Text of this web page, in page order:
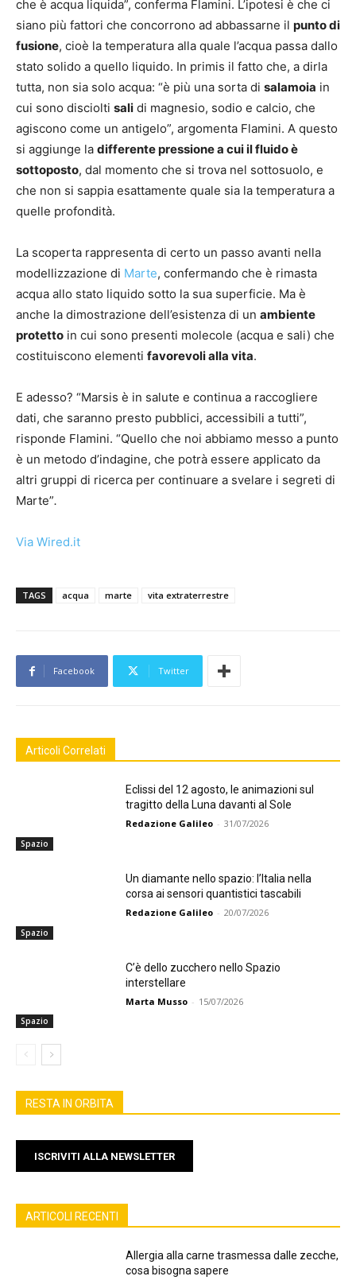
che è acqua liquida”, conferma Flamini. L’ipotesi è che ci
siano più fattori che concorrono ad abbassarne il punto di
fusione, cioè la temperatura alla quale l’acqua passa dallo
stato solido a quello liquido. In primis il fatto che, a dirla
tutta, non sia solo acqua: “è più una sorta di salamoia in
cui sono disciolti sali di magnesio, sodio e calcio, che
agiscono come un antigelo”, argomenta Flamini. A questo
si aggiunge la differente pressione a cui il fluido è
sottoposto, dal momento che si trova nel sottosuolo, e
che non si sappia esattamente quale sia la temperatura a
quelle profondità.
La scoperta rappresenta di certo un passo avanti nella
modellizzazione di Marte, confermando che è rimasta
acqua allo stato liquido sotto la sua superficie. Ma è
anche la dimostrazione dell’esistenza di un ambiente
protetto in cui sono presenti molecole (acqua e sali) che
costituiscono elementi favorevoli alla vita.
E adesso? “Marsis è in salute e continua a raccogliere
dati, che saranno presto pubblici, accessibili a tutti”,
risponde Flamini. “Quello che noi abbiamo messo a punto
è un metodo d’indagine, che potrà essere applicato da
altri gruppi di ricerca per continuare a svelare i segreti di
Marte”.
Via Wired.it
TAGS acqua marte vita extraterrestre
Facebook Twitter
Articoli Correlati
Spazio
Eclissi del 12 agosto, le animazioni sul
tragitto della Luna davanti al Sole
Redazione Galileo - 31/07/2026
Spazio
Un diamante nello spazio: l’Italia nella
corsa ai sensori quantistici tascabili
Redazione Galileo - 20/07/2026
Spazio
C’è dello zucchero nello Spazio
interstellare
Marta Musso - 15/07/2026
RESTA IN ORBITA
ISCRIVITI ALLA NEWSLETTER
ARTICOLI RECENTI
Allergia alla carne trasmessa dalle zecche,
cosa bisogna sapere